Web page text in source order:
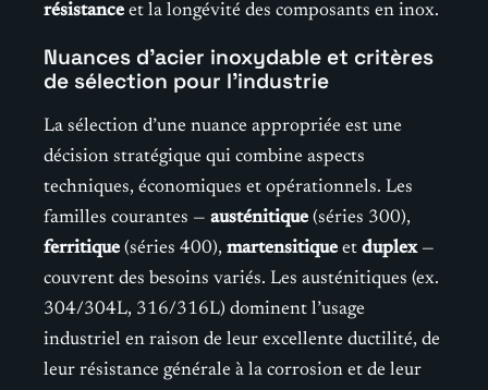
résistance et la longévité des composants en inox.
Nuances d’acier inoxydable et critères
de sélection pour l’industrie
La sélection d’une nuance appropriée est une
décision stratégique qui combine aspects
techniques, économiques et opérationnels. Les
familles courantes — austénitique (séries 300),
ferritique (séries 400), martensitique et duplex—
couvrent des besoins variés. Les austénitiques (ex.
304/304L, 316/316L) dominent l’usage
industriel en raison de leur excellente ductilité, de
leur résistance générale à la corrosion et de leur